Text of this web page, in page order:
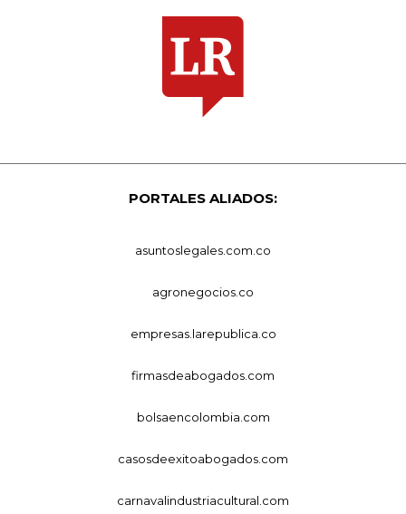
PORTALES ALIADOS:
asuntoslegales.com.co
agronegocios.co
empresas.larepublica.co
firmasdeabogados.com
bolsaencolombia.com
casosdeexitoabogados.com
carnavalindustriacultural.com